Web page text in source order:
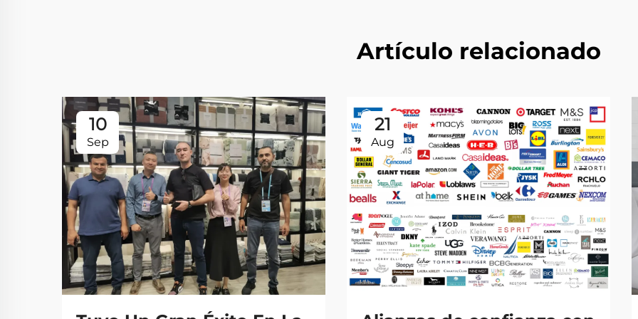
Artículo relacionado
10
Sep
21
Aug